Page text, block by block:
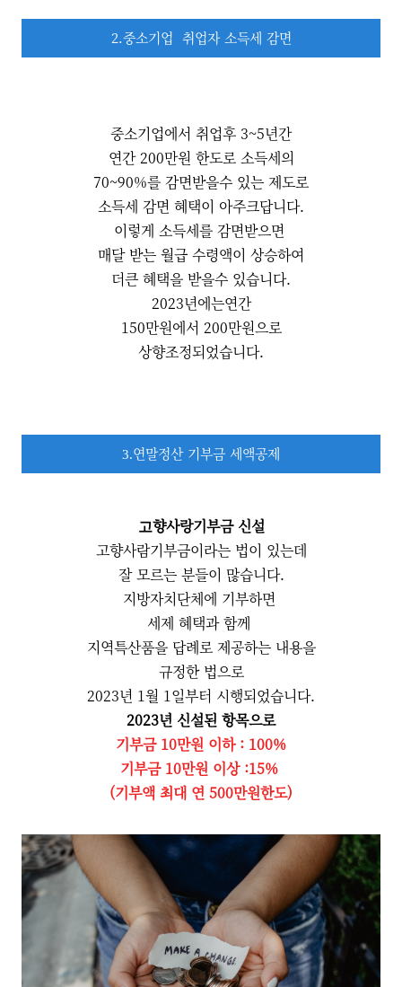
2.중소기업 취업자 소득세 감면
중소기업에서 취업후 3~5년간
연간 200만원 한도로 소득세의
70~90%를 감면받을수 있는 제도로
소득세 감면 혜택이 아주크답니다.
이렇게 소득세를 감면받으면
매달 받는 월급 수령액이 상승하여
더큰 혜택을 받을수 있습니다.
2023년에는연간
150만원에서 200만원으로
상향조정되었습니다.
3.연말정산 기부금 세액공제
고향사랑기부금 신설
고향사람기부금이라는 법이 있는데
잘 모르는 분들이 많습니다.
지방자치단체에 기부하면
세제 혜택과 함께
지역특산품을 답례로 제공하는 내용을
규정한 법으로
2023년 1월 1일부터 시행되었습니다.
2023년 신설된 항목으로
기부금 10만원 이하 : 100%
기부금 10만원 이상 :15%
(기부액 최대 연 500만원한도)